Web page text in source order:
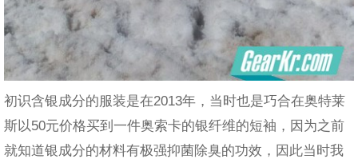
初识含银成分的服装是在2013年，当时也是巧合在奥特莱
斯以50元价格买到一件奥索卡的银纤维的短袖，因为之前
就知道银成分的材料有极强抑菌除臭的功效，因此当时我